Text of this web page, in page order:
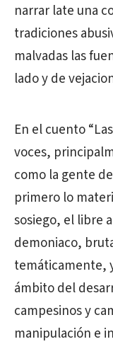
narrar late una
tradiciones
malvadas las
lado y de
En el cuento
voces,
como la gente
primero lo
sosiego, el libre
demoniaco,
temáticamente,
ámbito del
campesinos y
manipulación e